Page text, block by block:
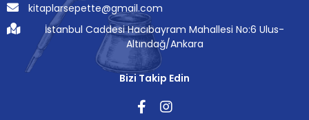
kitaplarsepette@gmail.com
İstanbul Caddesi Hacıbayram Mahallesi No:6 Ulus-
Altındağ/Ankara
Bizi Takip Edin